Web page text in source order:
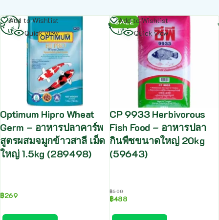
Add to Wishlist
Quick view
Optimum Hipro Wheat
Germ – อาหารปลาคาร์พ
สูตรผสมจมูกข้าวสาลี เม็ด
ใหญ่ 1.5kg (289498)
฿269
อ่าน
เพิ่ม
SALE
Add to Wishlist
Quick view
CP 9933 Herbivorous
Fish Food – อาหารปลา
กินพืชขนาดใหญ่ 20kg
(59643)
฿500
฿488
อ่าน
เพิ่ม